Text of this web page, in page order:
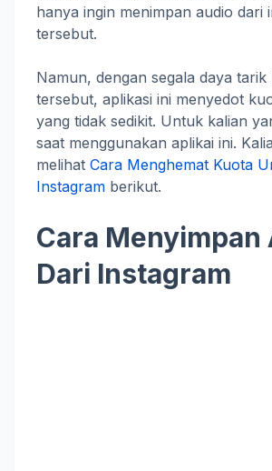
hanya ingin menimpan audio dari
tersebut.
Namun, dengan segala daya tarik
tersebut, aplikasi ini menyedot
yang tidak sedikit. Untuk kalian
saat menggunakan aplikai ini.
melihat Cara Menghemat Kuota
Instagram berikut.
Cara Menyimpan
Dari Instagram